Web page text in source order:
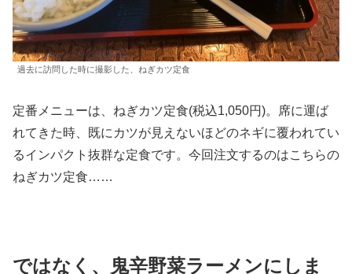
過去に訪問した時に撮影した、ねぎカツ定食
定番メニューは、ねぎカツ定食(税込1,050円)。席に運ば
れてきた時、既にカツが見えないほどのネギに覆われてい
るインパクト抜群な定食です。今回注文するのはこちらの
ねぎカツ定食……
ではなく、鬼辛野菜ラーメンにしま